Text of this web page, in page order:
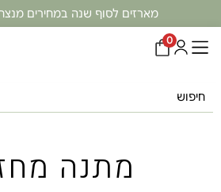
מארזים לסוף שנה במחירים
0
מתנה